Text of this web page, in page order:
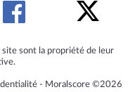
sont la propriété de leur
‐ Moralscore ©2026